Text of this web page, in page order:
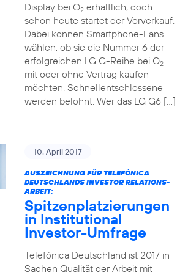
Display bei O2erhältlich, doch
schon heute startet der Vorverkauf.
Dabei können Smartphone-Fans
wählen, ob sie die Nummer 6 der
erfolgreichen LG G-Reihe bei O2
mit oder ohne Vertrag kaufen
möchten. Schnellentschlossene
werden belohnt: Wer das LG G6 […]
10. April 2017
AUSZEICHNUNG FÜR TELEFÓNICA
DEUTSCHLANDS INVESTOR RELATIONS-
ARBEIT:
Spitzenplatzierungen
in Institutional
Investor-Umfrage
Telefónica Deutschland ist 2017 in
Sachen Qualität der Arbeit mit